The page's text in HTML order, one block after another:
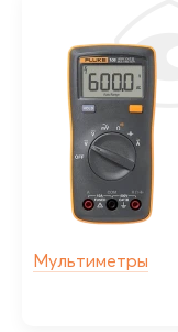
Мультиметры